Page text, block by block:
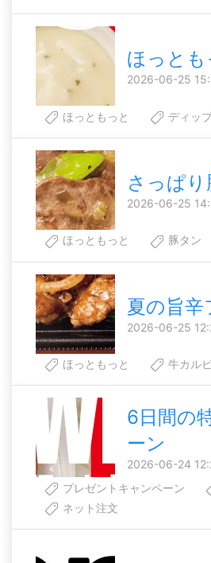
ほっとも
2026-06-25
ほっともっと ディッ
さっぱ
2026-06-25
ほっともっと 豚タン
夏の旨辛
2026-06-25
ほっともっと 牛カル
6日間の
ーン
2026-06-24
プレゼントキャンペーン
ネット注文